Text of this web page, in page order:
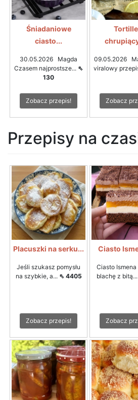
Śniadaniowe
ciasto...
30.05.2026 Magda
Czasem najprostsze... ⇖
130
Zobacz przepis!
09.05.2026
viralowy
Zobacz
Przepisy na
Placuszki na serku...
Jeśli szukasz pomysłu
na szybkie, a... ⇖ 4405
Zobacz przepis!
Ciasto
Ciasto Ismena
blachę z bitą...
Zobacz